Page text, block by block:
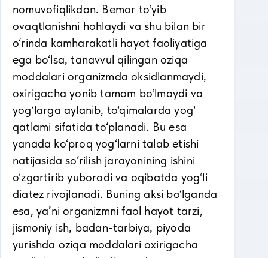
nomuvofiqlikdan. Bemor to‘yib
ovaqtlanishni hohlaydi va shu bilan bir
o‘rinda kamharakatli hayot faoliyatiga
ega bo‘lsa, tanavvul qilingan oziqa
moddalari organizmda oksidlanmaydi,
oxirigacha yonib tamom bo‘lmaydi va
yog‘larga aylanib, to‘qimalarda yog‘
qatlami sifatida to‘planadi. Bu esa
yanada ko‘proq yog‘larni talab etishi
natijasida so‘rilish jarayonining ishini
o‘zgartirib yuboradi va oqibatda yog‘li
diatez rivojlanadi. Buning aksi bo‘lganda
esa, ya’ni organizmni faol hayot tarzi,
jismoniy ish, badan-tarbiya, piyoda
yurishda oziqa moddalari oxirigacha